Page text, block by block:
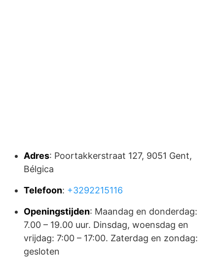
Adres: Poortakkerstraat 127, 9051 Gent,
Bélgica
Telefoon: +3292215116
Openingstijden: Maandag en donderdag:
7.00 – 19.00 uur. Dinsdag, woensdag en
vrijdag: 7:00 – 17:00. Zaterdag en zondag:
gesloten